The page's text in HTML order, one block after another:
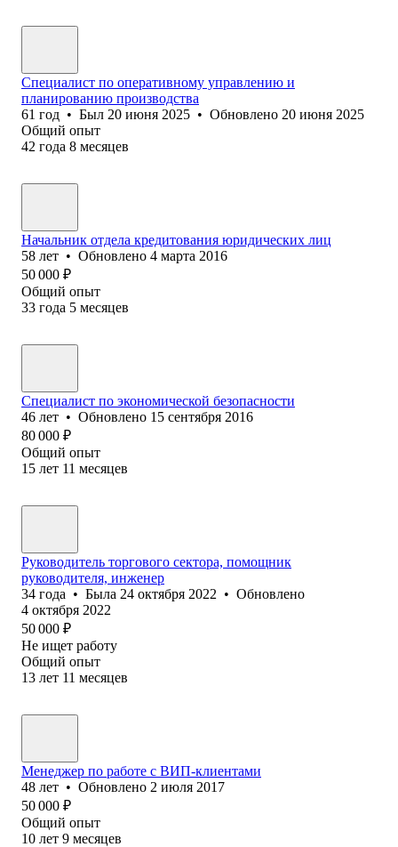
Специалист по оперативному управлению и
планированию производства
61 год • Был 20 июня 2025 • Обновлено 20 июня 2025
Общий опыт
42 года 8 месяцев
Начальник отдела кредитования юридических лиц
58 лет • Обновлено 4 марта 2016
50 000 ₽
Общий опыт
33 года 5 месяцев
Специалист по экономической безопасности
46 лет • Обновлено 15 сентября 2016
80 000 ₽
Общий опыт
15 лет 11 месяцев
Руководитель торгового сектора, помощник
руководителя, инженер
34 года • Была 24 октября 2022 • Обновлено
4 октября 2022
50 000 ₽
Не ищет работу
Общий опыт
13 лет 11 месяцев
Менеджер по работе с ВИП-клиентами
48 лет • Обновлено 2 июля 2017
50 000 ₽
Общий опыт
10 лет 9 месяцев